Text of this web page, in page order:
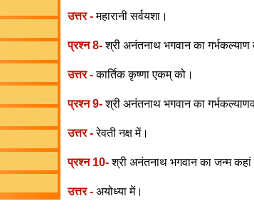
उत्तर -महारानी सर्वयशा।
प्रश्न 8-श्री अनंतनाथ भगवान का
उत्तर -कार्तिक कृष्णा एकम् को।
प्रश्न 9-श्री अनंतनाथ भगवान का
उत्तर -रेवती नक्ष में।
प्रश्न 10-श्री अनंतनाथ भगवान का जन्म
उत्तर - अयोध्या में।